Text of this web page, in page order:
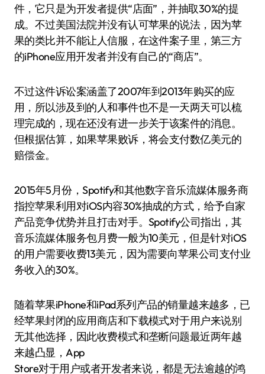
件，它只是为开发者提供“店面”，并抽取30%的提
成。不过美国法院并没有认可苹果的说法，因为苹
果的类比并不能让人信服，在这件案子里，第三方
的iPhone应用开发者并没有自己的“商店”。
不过这件诉讼案涵盖了2007年到2013年购买的应
用，所以涉及到的人和事件也不是一天两天可以梳
理完成的，现在还没有进一步关于该案件的消息。
但根据估算，如果苹果败诉，将会支付数亿美元的
赔偿金。
2015年5月份，Spotify和其他数字音乐流媒体服务商
指控苹果利用对iOS内容30%抽成的方式，给予自家
产品竞争优势并且打击对手。Spotify公司指出，其
音乐流媒体服务包月费一般为10美元，但是针对iOS
的用户需要收费13美元，因为需要向苹果公司支付业
务收入的30%。
随着苹果iPhone和iPad系列产品的销量越来越多，已
经苹果封闭的应用商店和下载模式对于用户来说别
无其他选择，因此收费模式和垄断问题最近两年越
来越凸显，App
Store对于用户或者开发者来说，都是无法逾越的鸿